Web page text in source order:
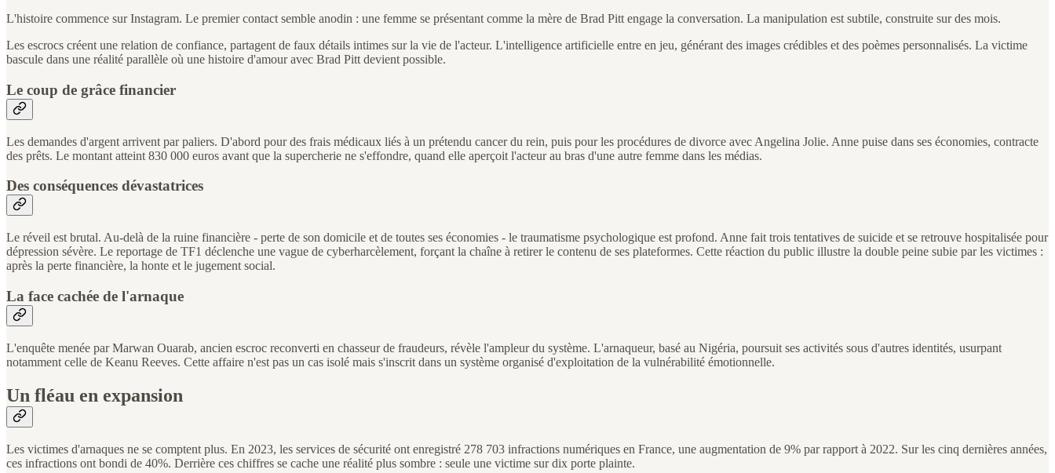
L'histoire commence sur Instagram. Le premier contact semble anodin : une femme se présentant comme la mère de Brad Pitt engage la conversation. La manipulation est subtile, construite sur des mois.
Les escrocs créent une relation de confiance, partagent de faux détails intimes sur la vie de l'acteur. L'intelligence artificielle entre en jeu, générant des images crédibles et des poèmes personnalisés. La victime
bascule dans une réalité parallèle où une histoire d'amour avec Brad Pitt devient possible.
Le coup de grâce financier
Les demandes d'argent arrivent par paliers. D'abord pour des frais médicaux liés à un prétendu cancer du rein, puis pour les procédures de divorce avec Angelina Jolie. Anne puise dans ses économies, contracte
des prêts. Le montant atteint 830 000 euros avant que la supercherie ne s'effondre, quand elle aperçoit l'acteur au bras d'une autre femme dans les médias.
Des conséquences dévastatrices
Le réveil est brutal. Au-delà de la ruine financière - perte de son domicile et de toutes ses économies - le traumatisme psychologique est profond. Anne fait trois tentatives de suicide et se retrouve hospitalisée pour
dépression sévère. Le reportage de TF1 déclenche une vague de cyberharcèlement, forçant la chaîne à retirer le contenu de ses plateformes. Cette réaction du public illustre la double peine subie par les victimes :
après la perte financière, la honte et le jugement social.
La face cachée de l'arnaque
L'enquête menée par Marwan Ouarab, ancien escroc reconverti en chasseur de fraudeurs, révèle l'ampleur du système. L'arnaqueur, basé au Nigéria, poursuit ses activités sous d'autres identités, usurpant
notamment celle de Keanu Reeves. Cette affaire n'est pas un cas isolé mais s'inscrit dans un système organisé d'exploitation de la vulnérabilité émotionnelle.
Un fléau en expansion
Les victimes d'arnaques ne se comptent plus. En 2023, les services de sécurité ont enregistré 278 703 infractions numériques en France, une augmentation de 9% par rapport à 2022. Sur les cinq dernières années,
ces infractions ont bondi de 40%. Derrière ces chiffres se cache une réalité plus sombre : seule une victime sur dix porte plainte.